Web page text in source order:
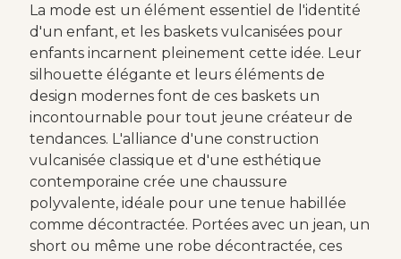
La mode est un élément essentiel de l'identité
d'un enfant, et les baskets vulcanisées pour
enfants incarnent pleinement cette idée. Leur
silhouette élégante et leurs éléments de
design modernes font de ces baskets un
incontournable pour tout jeune créateur de
tendances. L'alliance d'une construction
vulcanisée classique et d'une esthétique
contemporaine crée une chaussure
polyvalente, idéale pour une tenue habillée
comme décontractée. Portées avec un jean, un
short ou même une robe décontractée, ces